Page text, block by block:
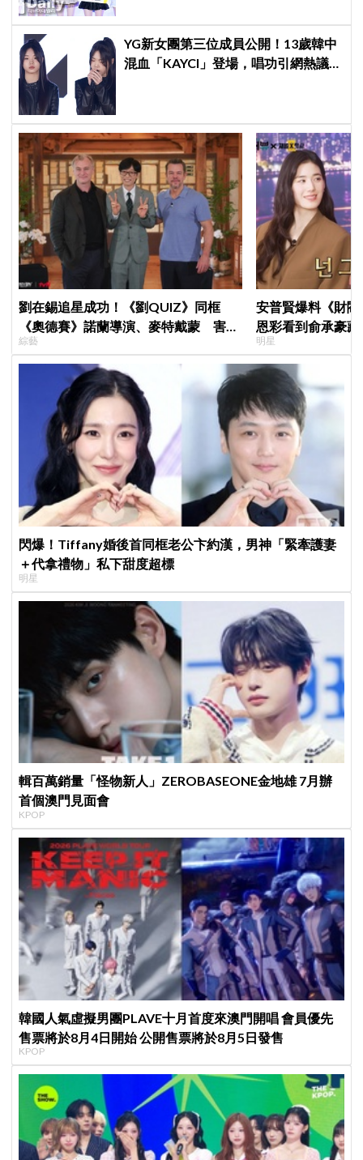
YG新女團第三位成員公開！13歲韓中
混血「KAYCI」登場，唱功引網熱議：
劉在錫追星成功！《劉QUIZ》同框
《奧德賽》諾蘭導演、麥特戴蒙 害羞
比YA幸福笑容藏不住
綜藝
安普賢爆料《財
恩彩看到俞承豪
普賢只是「搞笑男
明星
閃爆！Tiffany婚後首同框老公卞約漢，男神「緊牽護妻
＋代拿禮物」私下甜度超標
明星
輯百萬銷量「怪物新人」ZEROBASEONE金地雄 7月辦
首個澳門見面會
KPOP
韓國人氣虛擬男團PLAVE十月首度來澳門開唱 會員優先
售票將於8月4日開始 公開售票將於8月5日發售
KPOP